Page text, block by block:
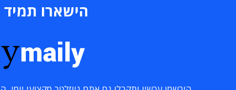
הישארו תמיד
maily